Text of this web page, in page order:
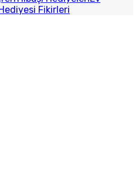
Fikirleri